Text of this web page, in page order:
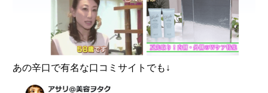
あの辛口で有名な口コミサイトでも↓